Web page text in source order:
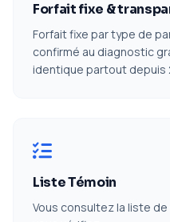
Forfait fixe &
Forfait fixe par type de
confirmé au diagnostic
identique partout depuis
Liste Témoin
Vous consultez la liste